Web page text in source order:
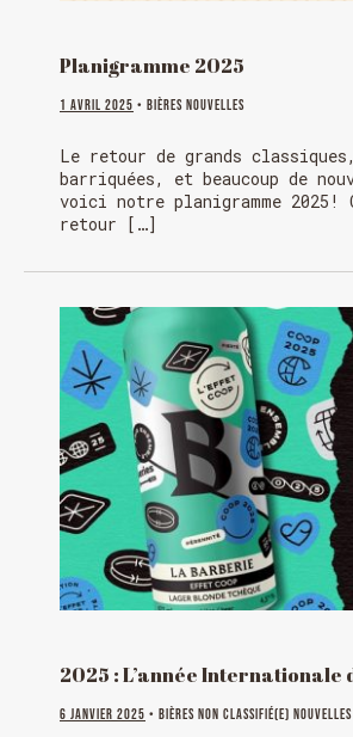
Planigramme 2025
1 avril 2025 • Bières Nouvelles
Le retour de grands
barriquées, et beaucoup de
voici notre planigramme 2025!
retour […]
2025 : L’année Internationale
6 janvier 2025 • Bières Non classifié(e)